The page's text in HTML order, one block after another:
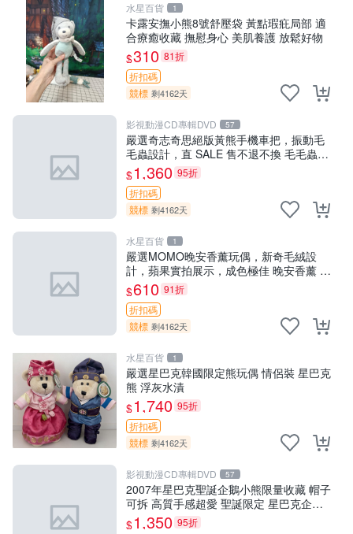
水星百貨 1
卡露安撫小熊8號舒壓袋 黃點瑕疪局部 適
合療癒收藏 撫慰身心 美肌養護 放鬆好物
$310 81折
折扣碼
競標 剩4162天
影視動漫CD專輯DVD 57
嚴選奇志奇思絕版黃熊手機車把，振動毛
毛蟲設計，直 SALE 售不退不換 毛毛蟲
手機 車把
$1,360 95折
折扣碼
競標 剩4162天
水星百貨 1
嚴選MOMO晚安香薰玩偶，新奇毛絨設
計，蘋果實拍展示，成色極佳 晚安香薰 馮
娃娃 毛絨玩偶
$610 91折
折扣碼
競標 剩4162天
水星百貨 1
嚴選星巴克韓國限定熊玩偶 情侶裝 星巴克
熊 浮灰水漬
$1,740 95折
折扣碼
競標 剩4162天
影視動漫CD專輯DVD 57
2007年星巴克聖誕企鵝小熊限量收藏 帽子
可拆 高質手感超愛 聖誕限定 星巴克企鵝
小熊杯墊
$1,350 95折